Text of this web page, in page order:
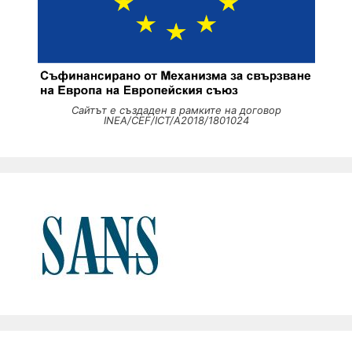
Сайтът е създаден в рамките на договор
INEA/CEF/ICT/A2018/1801024